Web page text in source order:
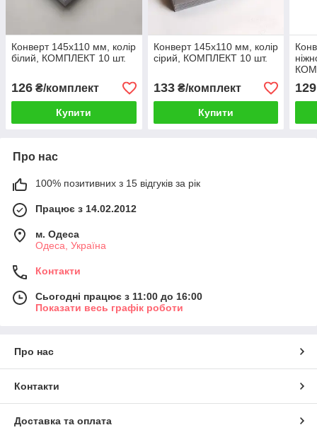
Конверт 145x110 мм, колір
білий, КОМПЛЕКТ 10 шт.
126 ₴/комплект
Купити
Конверт 145x110 мм, колір
сірий, КОМПЛЕКТ 10 шт.
133₴/комплект
Купити
129
Про нас
100% позитивних з 15 відгуків за рік
Працює з 14.02.2012
м. Одеса
Одеса, Україна
Контакти
Сьогодні працює з 11:00 до 16:00
Показати весь графік роботи
Про нас
Контакти
Доставка та оплата